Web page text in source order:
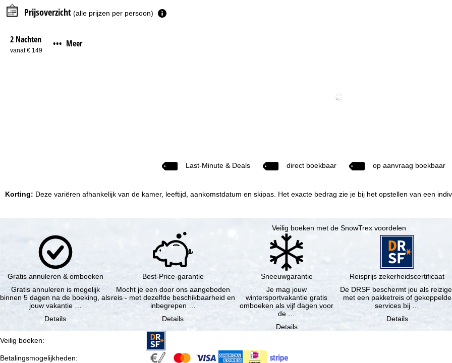
Prijsoverzicht (alle prijzen per persoon)
2 Nachten
vanaf € 149
••• Meer
Last-Minute & Deals direct boekbaar op aanvraag boekbaar
Korting: Deze variëren afhankelijk van de kamer, leeftijd, aankomstdatum en skipas. Het exacte bedrag zie je bij het opstellen van een
Veilig boeken met de SnowTrex voordelen
Gratis annuleren & omboeken
Gratis annuleren is mogelijk
binnen 5 dagen na de boeking, als
jouw vakantie …
Details
Best-Price-garantie
Mocht je een door ons aangeboden
reis - met dezelfde beschikbaarheid en
inbegrepen …
Details
Sneeuwgarantie
Je mag jouw
wintersportvakantie gratis
omboeken als vijf dagen voor
de …
Details
Reisprijs zekerheidscertificaat
De DRSF beschermt jou als
met een pakketreis of gekoppelde
services bij …
Details
Veilig boeken:
Betalingsmogelijkheden: